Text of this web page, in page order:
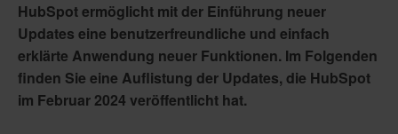
HubSpot ermöglicht mit der Einführung neuer
Updates eine benutzerfreundliche und einfach
erklärte Anwendung neuer Funktionen. Im Folgenden
finden Sie eine Auflistung der Updates, die HubSpot
im Februar 2024 veröffentlicht hat.